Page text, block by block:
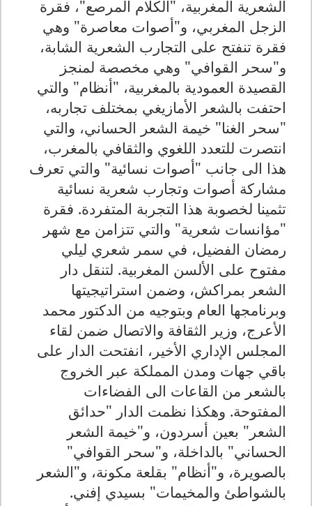
الشعرية المغربية، "الكلام المرصع"، فقرة
الزجل المغربي، و"أصوات معاصرة" وهي
فقرة تنفتح على التجارب الشعرية الشابة،
و"سحر القوافي" وهي مخصصة لمنجز
القصيدة العمودية بالمغربية، "أنظام" والتي
احتفت بالشعر الأمازيغي بمختلف تجاربه،
"سحر الغنا" خيمة الشعر الحساني، والتي
انتصرت للتعدد اللغوي والثقافي بالمغرب،
هذا الى جانب "أصوات نسائية" والتي تعرف
مشاركة أصوات وتجارب شعرية نسائية
تثمينا لخصوبة هذا التجربة المتفردة. فقرة
"مؤانسات شعرية" والتي تتزامن مع شهر
رمضان الفضيل، في سمر شعري ليلي
مفتوح على الألسن المغربية. لتنقل دار
الشعر بمراكش، وضمن استراتيجيتها
وبرنامجها العام وبتوجيه من الدكتور محمد
الأعرج، وزير الثقافة والاتصال ضمن لقاء
المجلس الإداري الأخير، انفتحت الدار على
باقي جهات ومدن المملكة عبر الخروج
بالشعر من القاعات الى الفضاءات
المفتوحة. وهكذا نظمت الدار "حدائق
الشعر" بعين أسردون، و"خيمة الشعر
الحساني" بالداخلة، و"سحر القوافي"
بالصويرة، و"أنظام" بقلعة مكونة، و"الشعر
بالشواطئ والمخيمات" بسيدي إفني.